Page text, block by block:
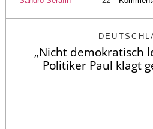
„Nicht demokratisch
Politiker Paul klagt